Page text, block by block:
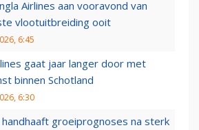
Airlines aan vooravond van
vlootuitbreiding ooit
6:45
gaat jaar langer door met
binnen Schotland
6:30
handhaaft groeiprognoses na sterk